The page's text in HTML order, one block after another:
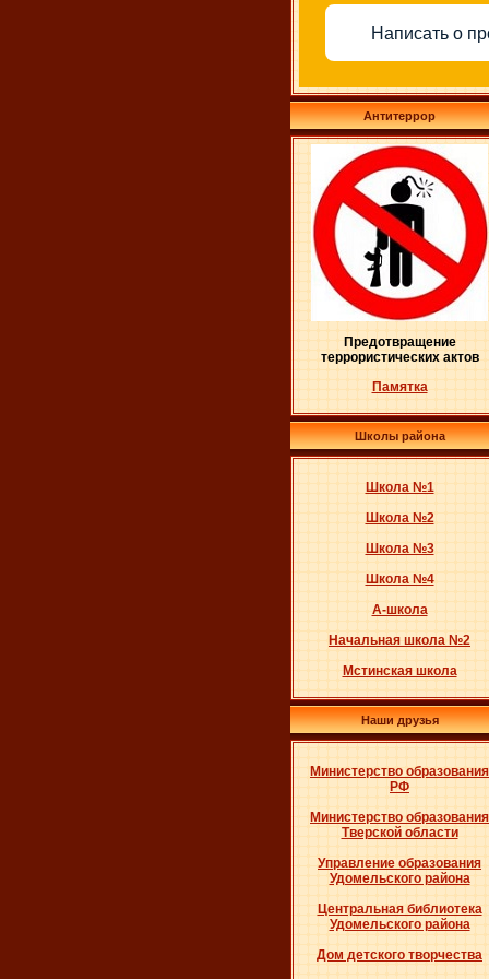
Написать о
Антитеррор
Предотвращение
террористических актов
Памятка
Школы района
Школа №1
Школа №2
Школа №3
Школа №4
А-школа
Начальная школа №2
Мстинская школа
Наши друзья
Министерство образования
РФ
Министерство образования
Тверской области
Управление образования
Удомельского района
Центральная библиотека
Удомельского района
Дом детского творчества